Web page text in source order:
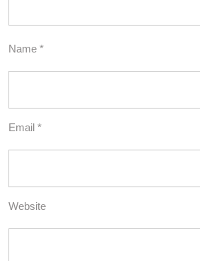
Name *
Email *
Website